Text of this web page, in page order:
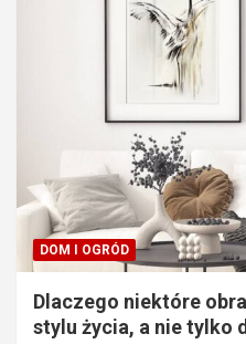
DOM I OGRÓD
Dlaczego niektóre
stylu życia, a nie tylko